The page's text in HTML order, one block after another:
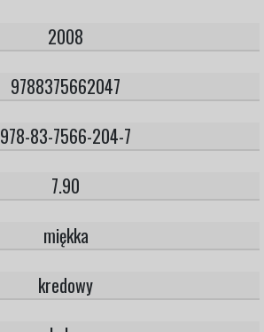
2008
9788375662047
978-83-7566-204-7
7.90
miękka
kredowy